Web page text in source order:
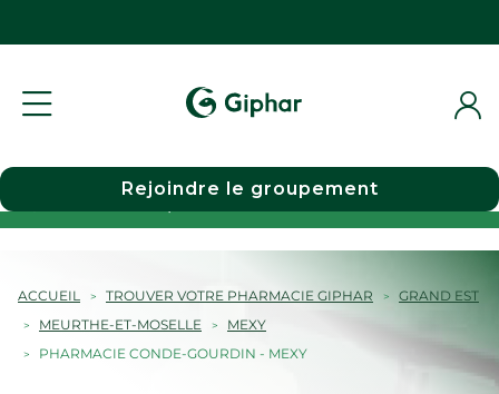
Choisir une pharmacie
Rejoindre le groupement
ACCUEIL TROUVER VOTRE PHARMACIE GIPHAR
GRAND EST
MEURTHE-ET-MOSELLE
MEXY
PHARMACIE CONDE-GOURDIN - MEXY